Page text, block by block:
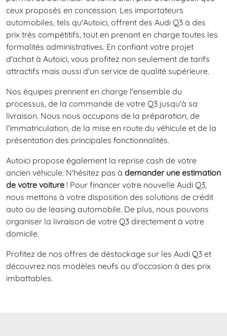
ceux proposés en concession. Les importateurs
automobiles, tels qu'Autoici, offrent des Audi Q3 à des
prix très compétitifs, tout en prenant en charge toutes les
formalités administratives. En confiant votre projet
d'achat à Autoici, vous profitez non seulement de tarifs
attractifs mais aussi d'un service de qualité supérieure.
Nos équipes prennent en charge l'ensemble du
processus, de la commande de votre Q3 jusqu'à sa
livraison. Nous nous occupons de la préparation, de
l'immatriculation, de la mise en route du véhicule et de la
présentation des principales fonctionnalités.
Autoici propose également la reprise cash de votre
ancien véhicule. N'hésitez pas à demander une estimation
de votre voiture ! Pour financer votre nouvelle Audi Q3,
nous mettons à votre disposition des solutions de crédit
auto ou de leasing automobile. De plus, nous pouvons
organiser la livraison de votre Q3 directement à votre
domicile.
Profitez de nos offres de déstockage sur les Audi Q3 et
découvrez nos modèles neufs ou d'occasion à des prix
imbattables.